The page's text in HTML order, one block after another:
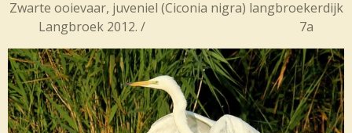
Zwarte ooievaar, juveniel (Ciconia nigra) langbroekerdijk
Langbroek 2012. / 7a